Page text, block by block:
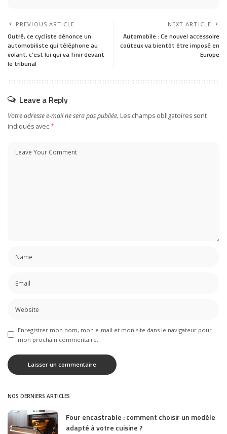
PREVIOUS ARTICLE
Outré, ce cycliste dénonce un
automobiliste qui téléphone au
volant, c’est lui qui va finir devant
le tribunal
NEXT ARTICLE
Automobile : Ce nouvel accessoire
coûteux va bientôt être imposé en
Europe
Leave a Reply
Votre adresse e-mail ne sera pas publiée. Les champs obligatoires sont
indiqués avec*
Enregistrer mon nom, mon e-mail et mon site dans le navigateur pour
mon prochain commentaire.
NOS DERNIERS ARTICLES
Four encastrable : comment choisir un modèle
adapté à votre cuisine ?